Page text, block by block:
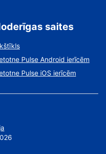
saites
Pulse Android ierīcēm
Pulse iOS ierīcēm